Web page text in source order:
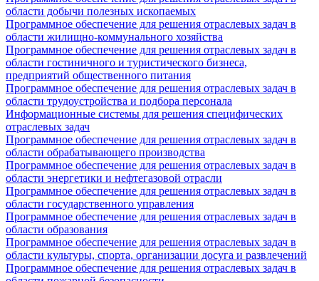
области добычи полезных ископаемых
Программное обеспечение для решения отраслевых задач в
области жилищно-коммунального хозяйства
Программное обеспечение для решения отраслевых задач в
области гостиничного и туристического бизнеса,
предприятий общественного питания
Программное обеспечение для решения отраслевых задач в
области трудоустройства и подбора персонала
Информационные системы для решения специфических
отраслевых задач
Программное обеспечение для решения отраслевых задач в
области обрабатывающего производства
Программное обеспечение для решения отраслевых задач в
области энергетики и нефтегазовой отрасли
Программное обеспечение для решения отраслевых задач в
области государственного управления
Программное обеспечение для решения отраслевых задач в
области образования
Программное обеспечение для решения отраслевых задач в
области культуры, спорта, организации досуга и развлечений
Программное обеспечение для решения отраслевых задач в